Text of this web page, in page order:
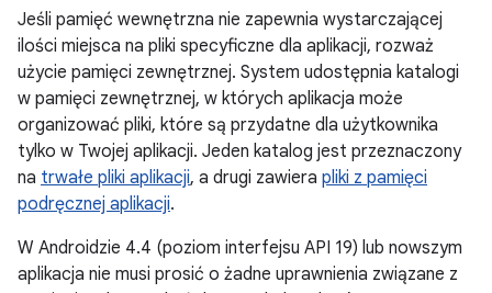
Jeśli pamięć wewnętrzna nie zapewnia wystarczającej
ilości miejsca na pliki specyficzne dla aplikacji, rozważ
użycie pamięci zewnętrznej. System udostępnia katalogi
w pamięci zewnętrznej, w których aplikacja może
organizować pliki, które są przydatne dla użytkownika
tylko w Twojej aplikacji. Jeden katalog jest przeznaczony
na trwałe pliki aplikacji, a drugi zawiera pliki z pamięci
podręcznej aplikacji.
W Androidzie 4.4 (poziom interfejsu API 19) lub nowszym
aplikacja nie musi prosić o żadne uprawnienia związane z